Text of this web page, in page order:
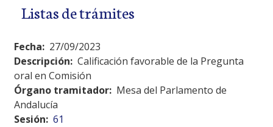
Listas de trámites
Fecha: 27/09/2023
Descripción: Calificación favorable de la Pregunta
oral en Comisión
Órgano tramitador: Mesa del Parlamento de
Andalucía
Sesión: 61